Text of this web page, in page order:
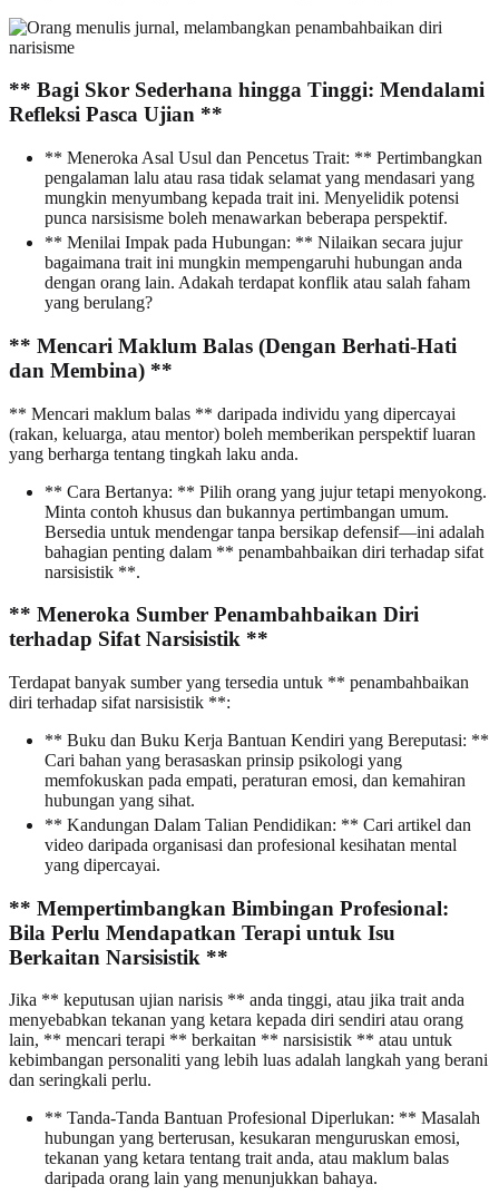
** Bagi Skor Sederhana hingga Tinggi: Mendalami
Refleksi Pasca Ujian **
** Meneroka Asal Usul dan Pencetus Trait: ** Pertimbangkan
pengalaman lalu atau rasa tidak selamat yang mendasari yang
mungkin menyumbang kepada trait ini. Menyelidik potensi
punca narsisisme boleh menawarkan beberapa perspektif.
** Menilai Impak pada Hubungan: ** Nilaikan secara jujur
bagaimana trait ini mungkin mempengaruhi hubungan anda
dengan orang lain. Adakah terdapat konflik atau salah faham
yang berulang?
** Mencari Maklum Balas (Dengan Berhati-Hati
dan Membina) **
** Mencari maklum balas ** daripada individu yang dipercayai
(rakan, keluarga, atau mentor) boleh memberikan perspektif luaran
yang berharga tentang tingkah laku anda.
** Cara Bertanya: ** Pilih orang yang jujur tetapi menyokong.
Minta contoh khusus dan bukannya pertimbangan umum.
Bersedia untuk mendengar tanpa bersikap defensif—ini adalah
bahagian penting dalam ** penambahbaikan diri terhadap sifat
narsisistik **.
** Meneroka Sumber Penambahbaikan Diri
terhadap Sifat Narsisistik **
Terdapat banyak sumber yang tersedia untuk ** penambahbaikan
diri terhadap sifat narsisistik **:
** Buku dan Buku Kerja Bantuan Kendiri yang Bereputasi: **
Cari bahan yang berasaskan prinsip psikologi yang
memfokuskan pada empati, peraturan emosi, dan kemahiran
hubungan yang sihat.
** Kandungan Dalam Talian Pendidikan: ** Cari artikel dan
video daripada organisasi dan profesional kesihatan mental
yang dipercayai.
** Mempertimbangkan Bimbingan Profesional:
Bila Perlu Mendapatkan Terapi untuk Isu
Berkaitan Narsisistik **
Jika ** keputusan ujian narisis ** anda tinggi, atau jika trait anda
menyebabkan tekanan yang ketara kepada diri sendiri atau orang
lain, ** mencari terapi ** berkaitan ** narsisistik ** atau untuk
kebimbangan personaliti yang lebih luas adalah langkah yang berani
dan seringkali perlu.
** Tanda-Tanda Bantuan Profesional Diperlukan: ** Masalah
hubungan yang berterusan, kesukaran menguruskan emosi,
tekanan yang ketara tentang trait anda, atau maklum balas
daripada orang lain yang menunjukkan bahaya.